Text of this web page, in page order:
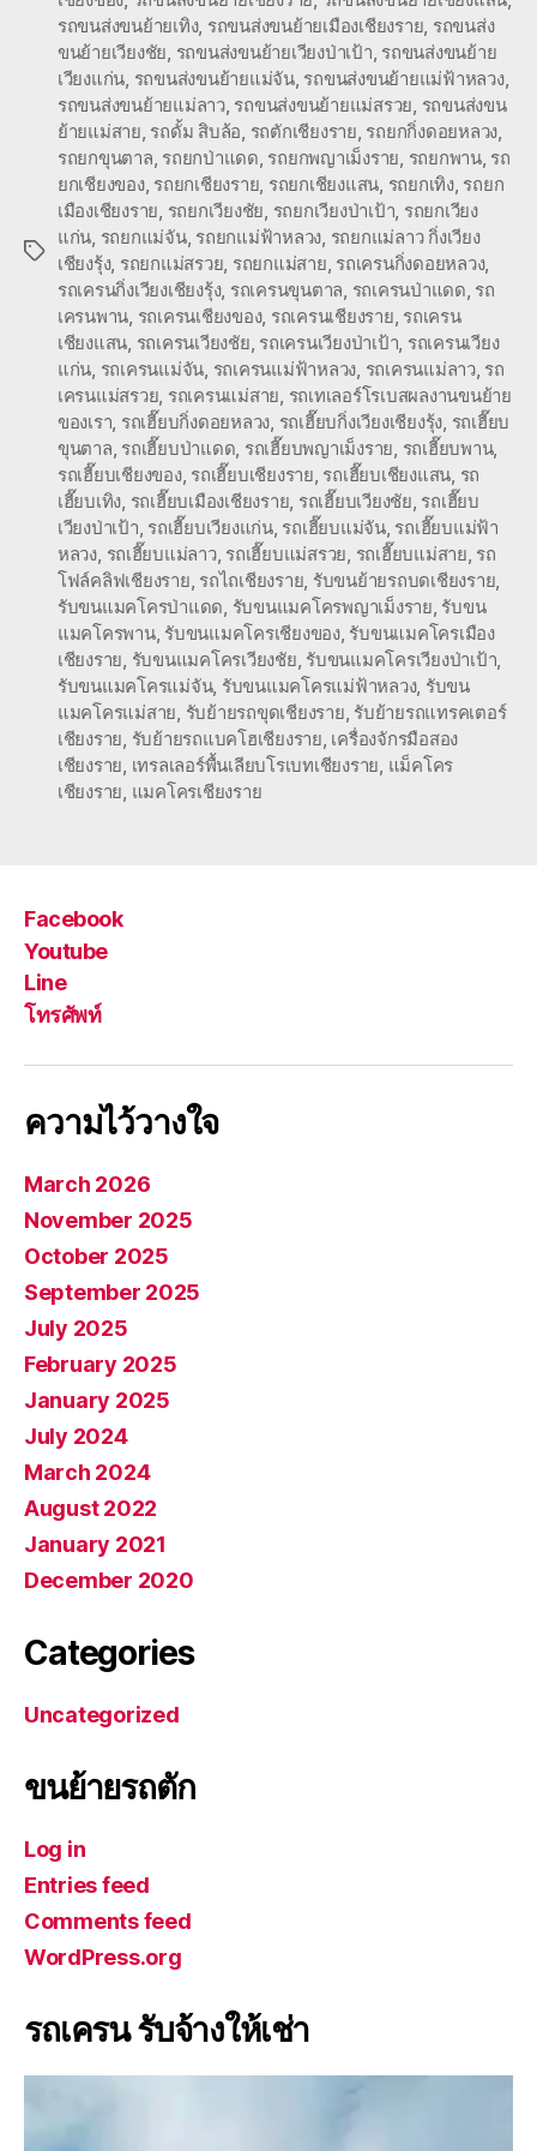
Tags
รถขนส่งขนย้ายเทิง, รถขนส่งขนย้ายเมืองเชียงราย, รถขนส่ง
ขนย้ายเวียงชัย, รถขนส่งขนย้ายเวียงป่าเป้า, รถขนส่งขนย้าย
เวียงแก่น, รถขนส่งขนย้ายแม่จัน, รถขนส่งขนย้ายแม่ฟ้าหลวง,
รถขนส่งขนย้ายแม่ลาว, รถขนส่งขนย้ายแม่สรวย, รถขนส่งขน
ย้ายแม่สาย, รถดั้ม สิบล้อ, รถตักเชียงราย, รถยกกิ่งดอยหลวง,
รถยกขุนตาล, รถยกป่าแดด, รถยกพญาเม็งราย, รถยกพาน, รถ
ยกเชียงของ, รถยกเชียงราย, รถยกเชียงแสน, รถยกเทิง, รถยก
เมืองเชียงราย, รถยกเวียงชัย, รถยกเวียงป่าเป้า, รถยกเวียง
แก่น, รถยกแม่จัน, รถยกแม่ฟ้าหลวง, รถยกแม่ลาว กิ่งเวียง
เชียงรุ้ง, รถยกแม่สรวย, รถยกแม่สาย, รถเครนกิ่งดอยหลวง,
รถเครนกิ่งเวียงเชียงรุ้ง, รถเครนขุนตาล, รถเครนป่าแดด, รถ
เครนพาน, รถเครนเชียงของ, รถเครนเชียงราย, รถเครน
เชียงแสน, รถเครนเวียงชัย, รถเครนเวียงป่าเป้า, รถเครนเวียง
แก่น, รถเครนแม่จัน, รถเครนแม่ฟ้าหลวง, รถเครนแม่ลาว, รถ
เครนแม่สรวย, รถเครนแม่สาย, รถเทเลอร์โรเบสผลงานขนย้าย
ของเรา, รถเฮี๊ยบกิ่งดอยหลวง, รถเฮี๊ยบกิ่งเวียงเชียงรุ้ง, รถเฮี๊ยบ
ขุนตาล, รถเฮี๊ยบป่าแดด, รถเฮี๊ยบพญาเม็งราย, รถเฮี๊ยบพาน,
รถเฮี๊ยบเชียงของ, รถเฮี๊ยบเชียงราย, รถเฮี๊ยบเชียงแสน, รถ
เฮี๊ยบเทิง, รถเฮี๊ยบเมืองเชียงราย, รถเฮี๊ยบเวียงชัย, รถเฮี๊ยบ
เวียงป่าเป้า, รถเฮี๊ยบเวียงแก่น, รถเฮี๊ยบแม่จัน, รถเฮี๊ยบแม่ฟ้า
หลวง, รถเฮี๊ยบแม่ลาว, รถเฮี๊ยบแม่สรวย, รถเฮี๊ยบแม่สาย, รถ
โฟล์คลิฟเชียงราย, รถไถเชียงราย, รับขนย้ายรถบดเชียงราย,
รับขนแมคโครป่าแดด, รับขนแมคโครพญาเม็งราย, รับขน
แมคโครพาน, รับขนแมคโครเชียงของ, รับขนแมคโครเมือง
เชียงราย, รับขนแมคโครเวียงชัย, รับขนแมคโครเวียงป่าเป้า,
รับขนแมคโครแม่จัน, รับขนแมคโครแม่ฟ้าหลวง, รับขน
แมคโครแม่สาย, รับย้ายรถขุดเชียงราย, รับย้ายรถแทรคเตอร์
เชียงราย, รับย้ายรถแบคโฮเชียงราย, เครื่องจักรมือสอง
เชียงราย, เทรลเลอร์พื้นเลียบโรเบทเชียงราย, แม็คโคร
เชียงราย, แมคโครเชียงราย
Facebook
Youtube
Line
โทรศัพท์
ความไว้วางใจ
March 2026
November 2025
October 2025
September 2025
July 2025
February 2025
January 2025
July 2024
March 2024
August 2022
January 2021
December 2020
Categories
Uncategorized
ขนย้ายรถตัก
Log in
Entries feed
Comments feed
WordPress.org
รถเครน รับจ้างให้เช่า